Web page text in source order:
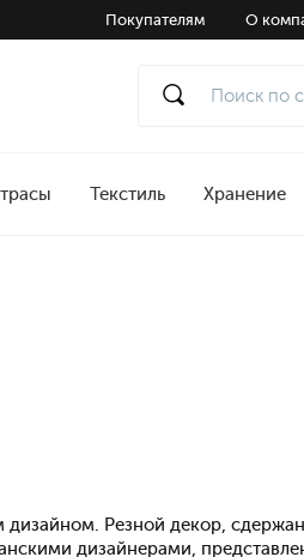
Покупателям О
Текстиль Хранение
Резной декор,
дизайнерами,